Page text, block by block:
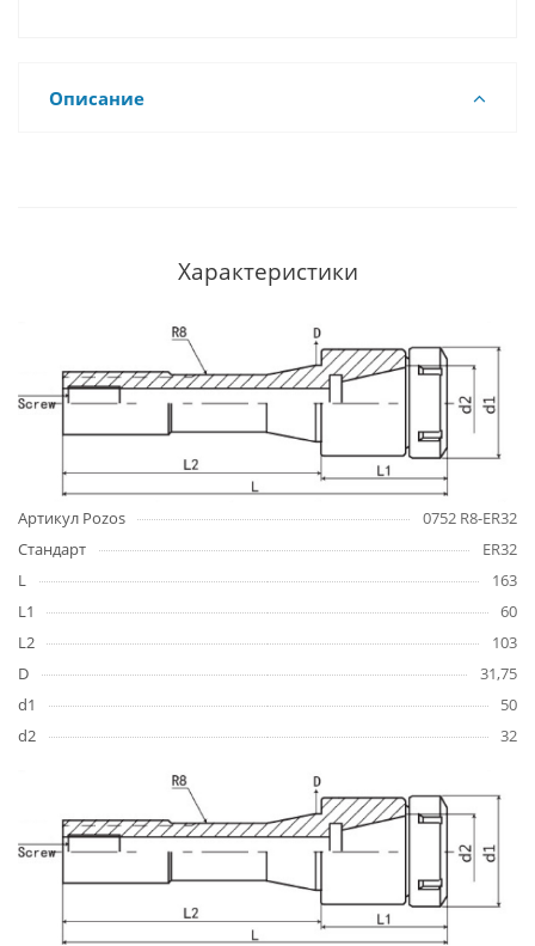
Описание
Характеристики
Артикул Pozos
0752 R8-ER32
Стандарт
ER32
L
163
L1
60
L2
103
D
31,75
d1
50
d2
32